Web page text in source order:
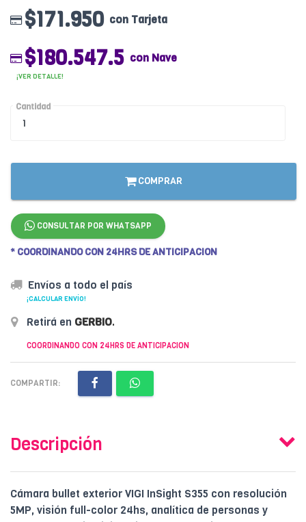
$171.950 con Tarjeta
$180.547.5 con Nave
¡VER DETALLE!
Cantidad
COMPRAR
CONSULTAR POR WHATSAPP
* COORDINANDO CON 24HRS DE ANTICIPACION
Envíos a todo el país
¡CALCULAR ENVÍO!
Retirá en GERBIO.
COORDINANDO CON 24HRS DE ANTICIPACION
COMPARTIR:
Descripción
Cámara bullet exterior VIGI InSight S355 con resolución
5MP, visión full-color 24hs, analítica de personas y